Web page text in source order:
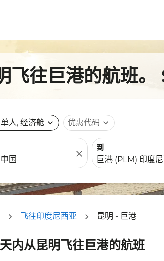
飞往巨港的航班
单人, 经济舱 expand_more 优惠代码 expand_more
close
到
飞往印度尼西亚 昆明 - 巨港
内从昆明飞往巨港的航班
选条件的机票。请调整您的筛选条件。